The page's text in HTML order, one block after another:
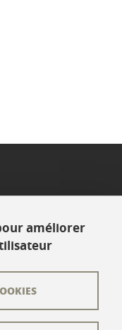
améliorer